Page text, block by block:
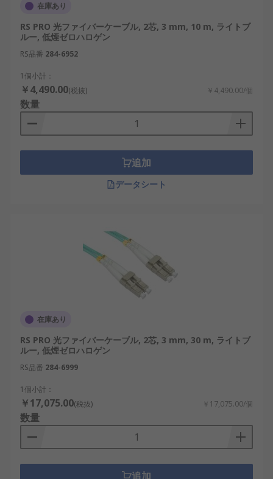
在庫あり
RS PRO 光ファイバーケーブル, 2芯, 3 mm, 10 m, ライトブ
ルー, 低煙ゼロハロゲン
RS品番 284-6952
1個小計：
￥4,490.00(税抜) ￥4,490.00/個
数量
追加
データシート
在庫あり
RS PRO 光ファイバーケーブル, 2芯, 3 mm, 30 m, ライトブ
ルー, 低煙ゼロハロゲン
RS品番 284-6999
1個小計：
￥17,075.00(税抜) ￥17,075.00/個
数量
追加